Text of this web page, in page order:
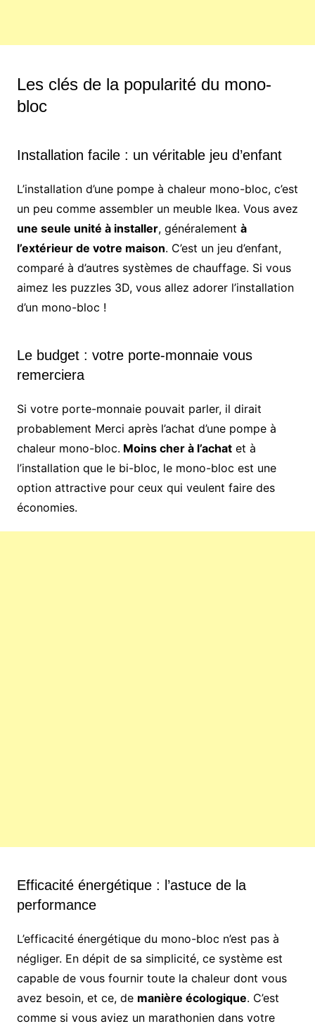
Les clés de la popularité du mono-
bloc
Installation facile : un véritable jeu d’enfant
L’installation d’une pompe à chaleur mono-bloc, c’est
un peu comme assembler un meuble Ikea. Vous avez
une seule unité à installer, généralement à
l’extérieur de votre maison. C’est un jeu d’enfant,
comparé à d’autres systèmes de chauffage. Si vous
aimez les puzzles 3D, vous allez adorer l’installation
d’un mono-bloc !
Le budget : votre porte-monnaie vous
remerciera
Si votre porte-monnaie pouvait parler, il dirait
probablement Merci après l’achat d’une pompe à
chaleur mono-bloc. Moins cher à l’achatet à
l’installation que le bi-bloc, le mono-bloc est une
option attractive pour ceux qui veulent faire des
économies.
Efficacité énergétique : l’astuce de la
performance
L’efficacité énergétique du mono-bloc n’est pas à
négliger. En dépit de sa simplicité, ce système est
capable de vous fournir toute la chaleur dont vous
avez besoin, et ce, de manière écologique. C’est
comme si vous aviez un marathonien dans votre